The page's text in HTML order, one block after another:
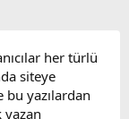
her türlü
siteye
bu yazılardan